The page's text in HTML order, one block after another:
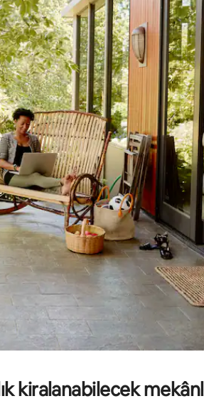
ya da kaydırma hareketleriyle
kiralanabilecek